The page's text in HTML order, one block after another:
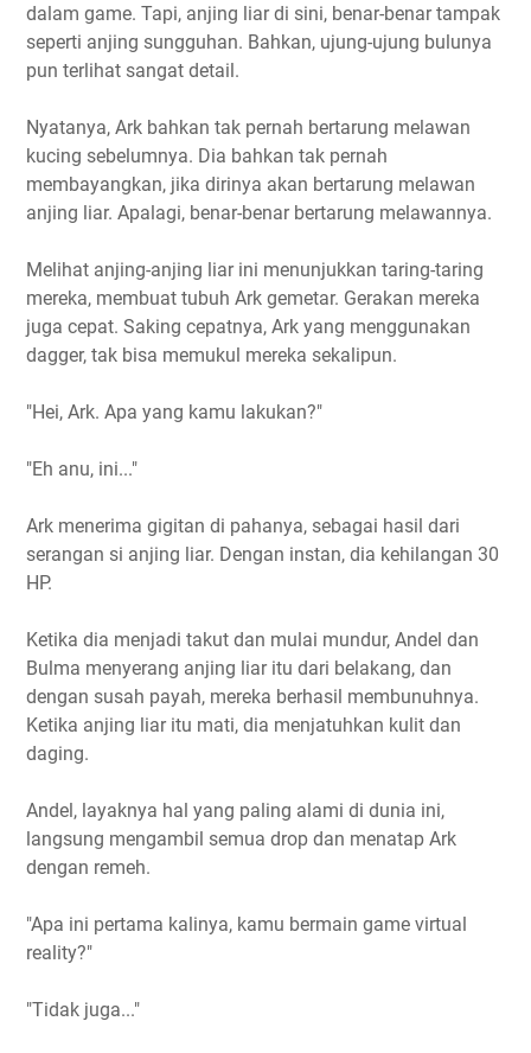
dalam game. Tapi, anjing liar di sini, benar-benar tampak
seperti anjing sungguhan. Bahkan, ujung-ujung bulunya
pun terlihat sangat detail.
Nyatanya, Ark bahkan tak pernah bertarung melawan
kucing sebelumnya. Dia bahkan tak pernah
membayangkan, jika dirinya akan bertarung melawan
anjing liar. Apalagi, benar-benar bertarung melawannya.
Melihat anjing-anjing liar ini menunjukkan taring-taring
mereka, membuat tubuh Ark gemetar. Gerakan mereka
juga cepat. Saking cepatnya, Ark yang menggunakan
dagger, tak bisa memukul mereka sekalipun.
"Hei, Ark. Apa yang kamu lakukan?"
"Eh anu, ini..."
Ark menerima gigitan di pahanya, sebagai hasil dari
serangan si anjing liar. Dengan instan, dia kehilangan 30
HP.
Ketika dia menjadi takut dan mulai mundur, Andel dan
Bulma menyerang anjing liar itu dari belakang, dan
dengan susah payah, mereka berhasil membunuhnya.
Ketika anjing liar itu mati, dia menjatuhkan kulit dan
daging.
Andel, layaknya hal yang paling alami di dunia ini,
langsung mengambil semua drop dan menatap Ark
dengan remeh.
"Apa ini pertama kalinya, kamu bermain game virtual
reality?"
"Tidak juga..."